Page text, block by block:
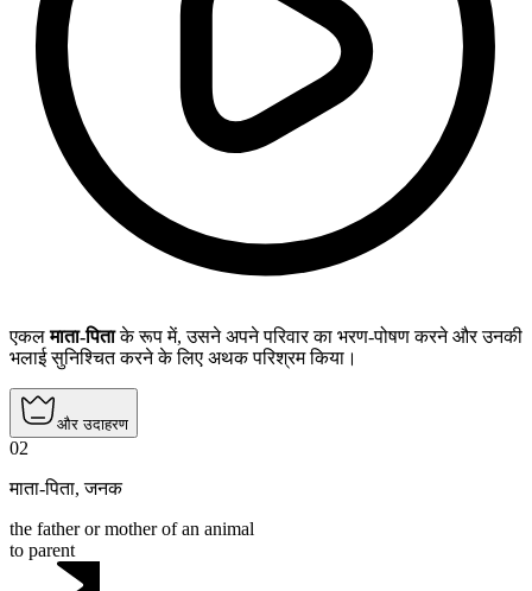
एकलमाता-पिताके रूप में, उसने अपने परिवार का भरण-पोषण करने और उनकी
भलाई सुनिश्चित करने के लिए अथक परिश्रम किया।
और उदाहरण
02
माता-पिता,जनक
the father or mother of an animal
to parent